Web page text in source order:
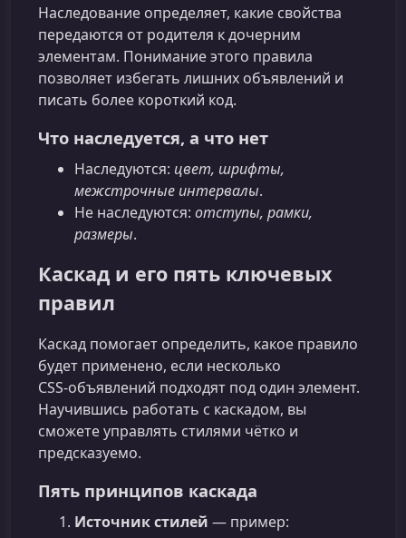
Наследование определяет, какие свойства
передаются от родителя к дочерним
элементам. Понимание этого правила
позволяет избегать лишних объявлений и
писать более короткий код.
Что наследуется, а что нет
Наследуются: цвет, шрифты,
межстрочные интервалы.
Не наследуются: отступы, рамки,
размеры.
Каскад и его пять ключевых
правил
Каскад помогает определить, какое правило
будет применено, если несколько
CSS‑объявлений подходят под один элемент.
Научившись работать с каскадом, вы
сможете управлять стилями чётко и
предсказуемо.
Пять принципов каскада
Источник стилей — пример: